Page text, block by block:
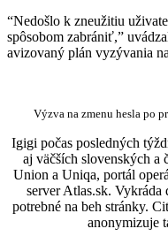
“Nedošlo k zneužitiu
spôsobom zabrániť,”
avizovaný plán vyzývania
Výzva na zmenu hesla po
Igigi počas posledných
aj väčších slovenských a
Union a Uniqa, portál
server Atlas.sk. Vykráda
potrebné na beh stránky.
anonymizuje